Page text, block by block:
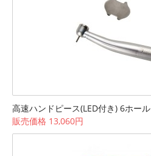
高速ハンドピース(LED付き) 6ホール
販売価格 13,060円